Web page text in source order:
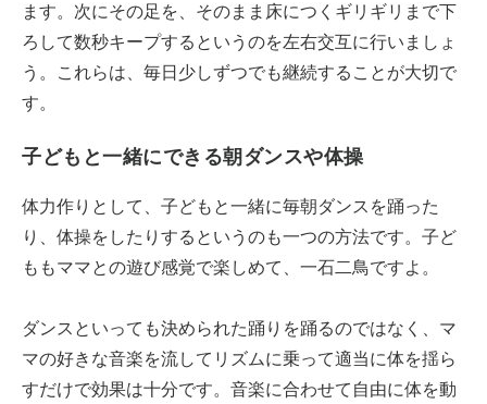
ます。次にその足を、そのまま床につくギリギリまで下
ろして数秒キープするというのを左右交互に行いましょ
う。これらは、毎日少しずつでも継続することが大切で
す。
子どもと一緒にできる朝ダンスや体操
体力作りとして、子どもと一緒に毎朝ダンスを踊った
り、体操をしたりするというのも一つの方法です。子ど
ももママとの遊び感覚で楽しめて、一石二鳥ですよ。
ダンスといっても決められた踊りを踊るのではなく、マ
マの好きな音楽を流してリズムに乗って適当に体を揺ら
すだけで効果は十分です。音楽に合わせて自由に体を動